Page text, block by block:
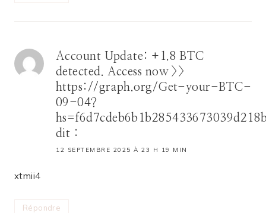
Account Update: +1.8 BTC
detected. Access now >>
https://graph.org/Get-your-BTC-
09-04?
dit :
12 SEPTEMBRE 2025 À 23 H 19 MIN
xtmii4
Répondre